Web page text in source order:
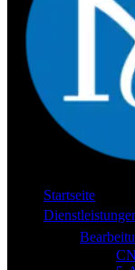
Startseite